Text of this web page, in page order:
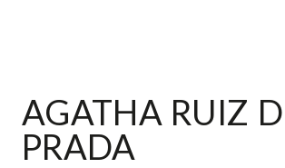
AGATHA RUIZ
PRADA